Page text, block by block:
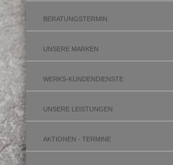
BERATUNGSTERMIN
UNSERE MARKEN
WERKS-KUNDENDIENSTE
UNSERE LEISTUNGEN
AKTIONEN - TERMINE